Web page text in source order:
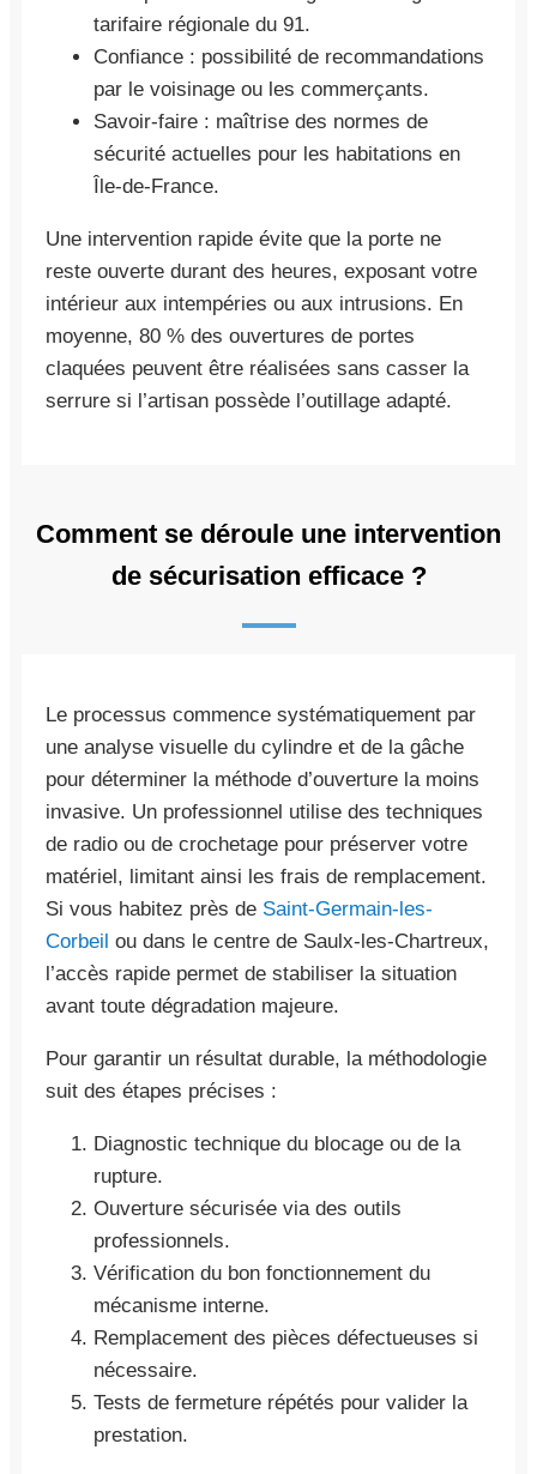
tarifaire régionale du 91.
Confiance : possibilité de recommandations
par le voisinage ou les commerçants.
Savoir-faire : maîtrise des normes de
sécurité actuelles pour les habitations en
Île-de-France.
Une intervention rapide évite que la porte ne
reste ouverte durant des heures, exposant votre
intérieur aux intempéries ou aux intrusions. En
moyenne, 80 % des ouvertures de portes
claquées peuvent être réalisées sans casser la
serrure si l’artisan possède l’outillage adapté.
Comment se déroule une intervention
de sécurisation efficace ?
Le processus commence systématiquement par
une analyse visuelle du cylindre et de la gâche
pour déterminer la méthode d’ouverture la moins
invasive. Un professionnel utilise des techniques
de radio ou de crochetage pour préserver votre
matériel, limitant ainsi les frais de remplacement.
Si vous habitez près de Saint-Germain-les-
Corbeil ou dans le centre de Saulx-les-Chartreux,
l’accès rapide permet de stabiliser la situation
avant toute dégradation majeure.
Pour garantir un résultat durable, la méthodologie
suit des étapes précises :
Diagnostic technique du blocage ou de la
rupture.
Ouverture sécurisée via des outils
professionnels.
Vérification du bon fonctionnement du
mécanisme interne.
Remplacement des pièces défectueuses si
nécessaire.
Tests de fermeture répétés pour valider la
prestation.